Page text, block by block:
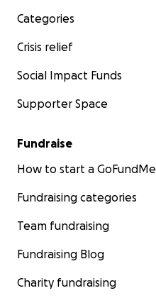
Categories
Crisis relief
Social Impact Funds
Supporter Space
Fundraise
How to start a GoFundMe
Fundraising categories
Team fundraising
Fundraising Blog
Charity fundraising